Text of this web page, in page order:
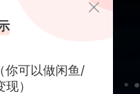
申明
系我们
你可以做闲鱼/
）